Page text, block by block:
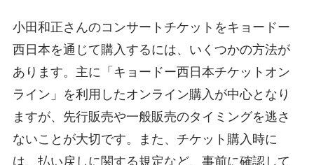
小田和正さんのコンサートチケットをキョードー
西日本を通じて購入するには、いくつかの方法が
あります。主に「キョードー西日本チケットオン
ライン」を利用したオンライン購入が中心となり
ますが、先行販売や一般販売のタイミングを逃さ
ないことが大切です。また、チケット購入時に
は、払い戻しに関する規定など、事前に確認して